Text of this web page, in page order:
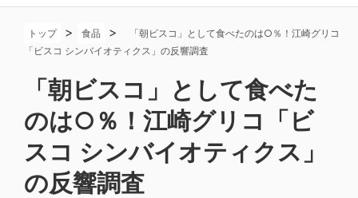
トップ > 食品 >
「朝ビスコ」として食べたのは○％！江崎グリコ
「ビスコ シンバイオティクス」の反響調査
「朝ビスコ」として食べた
のは○％！江崎グリコ「ビ
スコ シンバイオティクス」
の反響調査